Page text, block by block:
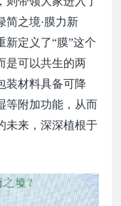
之境·膜力新
新定义了“膜”这个
是可以共生的两
装材料具备可降
等附加功能，从而
未来，深深植根于